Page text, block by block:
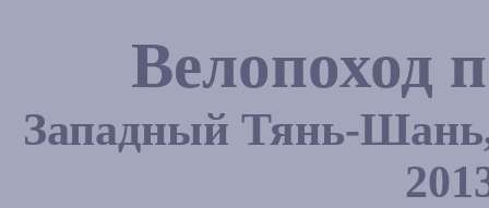
Велопоход
Западный Тянь-